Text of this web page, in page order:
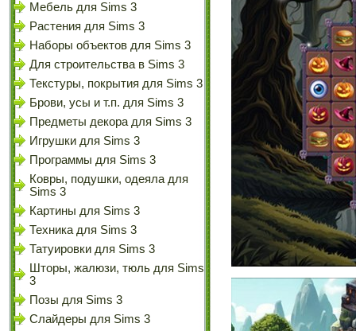
Мебель для Sims 3
Растения для Sims 3
Наборы объектов для Sims 3
Для строительства в Sims 3
Текстуры, покрытия для Sims 3
Брови, усы и т.п. для Sims 3
Предметы декора для Sims 3
Игрушки для Sims 3
Программы для Sims 3
Ковры, подушки, одеяла для
Sims 3
Картины для Sims 3
Техника для Sims 3
Татуировки для Sims 3
Шторы, жалюзи, тюль для Sims
3
Позы для Sims 3
Слайдеры для Sims 3